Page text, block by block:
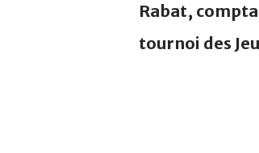
Rabat,
tournoi des